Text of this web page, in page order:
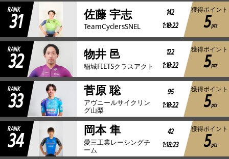
RANK
31 佐藤 宇志
TeamCyclersSNEL
142
1:18:22
獲得ポイント
5pts
RANK
32 物井 邑
稲城FIETSクラスアクト
122
1:18:22
獲得ポイント
5pts
RANK
33 菅原 聡
アヴニールサイクリン
グ山梨
95
1:18:22
獲得ポイント
5pts
RANK
34 岡本 隼
愛三工業レーシングチ
ーム
42
1:18:23
獲得ポイント
5pts